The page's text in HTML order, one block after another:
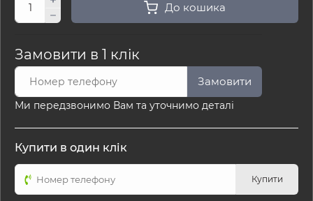
До кошика
Замовити в 1 клік
Замовити
Ми передзвонимо Вам та уточнимо деталі
Купити в один клік
Купити